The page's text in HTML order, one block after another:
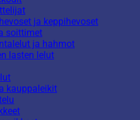
ja keppihevoset
soittimet
ja hahmot
lasten lelut
kauppaleikit